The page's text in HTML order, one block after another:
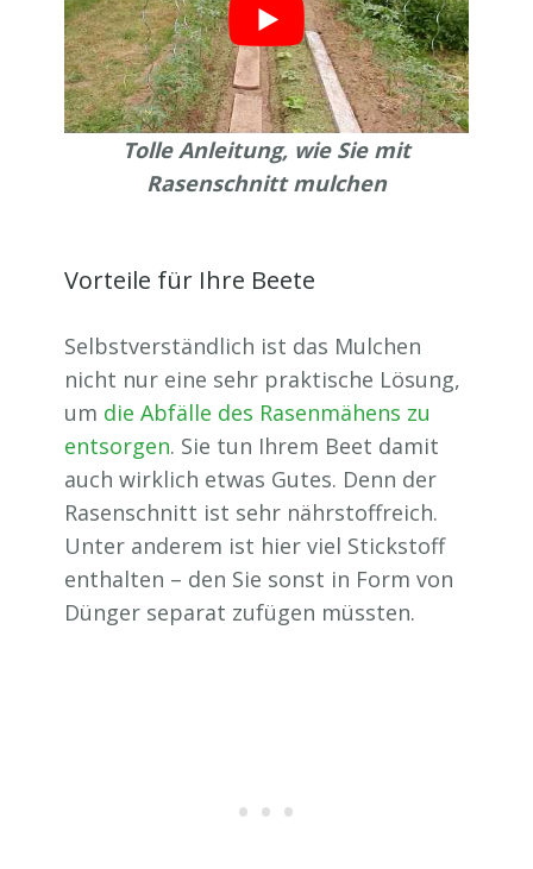
Tolle Anleitung, wie Sie mit
Rasenschnitt mulchen
Vorteile für Ihre Beete
Selbstverständlich ist das Mulchen
nicht nur eine sehr praktische Lösung,
um die Abfälle des Rasenmähens zu
entsorgen. Sie tun Ihrem Beet damit
auch wirklich etwas Gutes. Denn der
Rasenschnitt ist sehr nährstoffreich.
Unter anderem ist hier viel Stickstoff
enthalten – den Sie sonst in Form von
Dünger separat zufügen müssten.